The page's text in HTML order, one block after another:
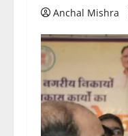
Anchal Mishra